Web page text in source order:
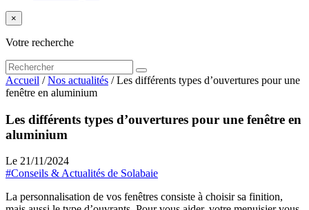
×
Votre recherche
Accueil /Nos actualités /Les différents types d’ouvertures pour une
fenêtre en aluminium
Les différents types d’ouvertures pour une fenêtre en
aluminium
Le 21/11/2024
#Conseils & Actualités de Solabaie
La personnalisation de vos fenêtres consiste à choisir sa finition,